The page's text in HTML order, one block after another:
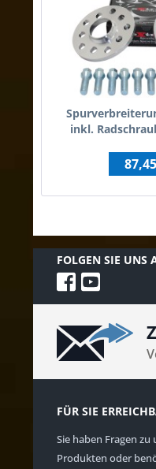
inkl.
FOLGEN SIE UNS
FÜR SIE
Sie haben Fragen zu
Produkten oder